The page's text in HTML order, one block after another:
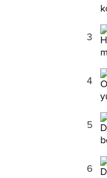
3
4
5
6